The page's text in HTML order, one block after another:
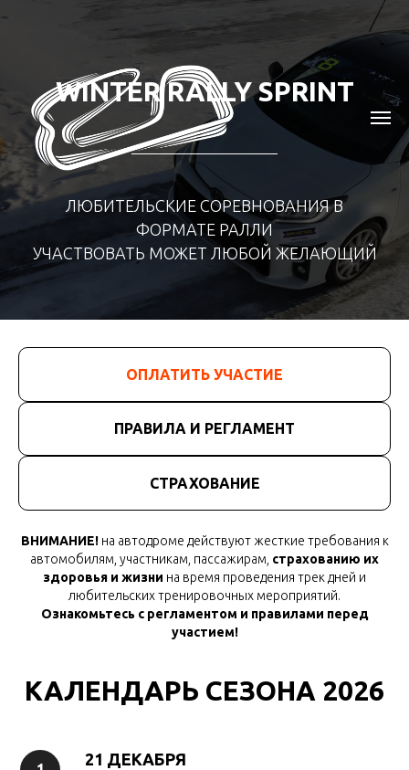
WINTER RALLY SPRINT
ЛЮБИТЕЛЬСКИЕ СОРЕВНОВАНИЯ В
ФОРМАТЕ РАЛЛИ
УЧАСТВОВАТЬ МОЖЕТ ЛЮБОЙ ЖЕЛАЮЩИЙ
ОПЛАТИТЬ УЧАСТИЕ
ПРАВИЛА И РЕГЛАМЕНТ
СТРАХОВАНИЕ
ВНИМАНИЕ!на автодроме действуют жесткие требования к
автомобилям, участникам, пассажирам, страхованию их
здоровья и жизни на время проведения трек дней и
любительских тренировочных мероприятий.
Ознакомьтесь с регламентом и правилами перед
участием!
КАЛЕНДАРЬ СЕЗОНА 2026
21 ДЕКАБРЯ